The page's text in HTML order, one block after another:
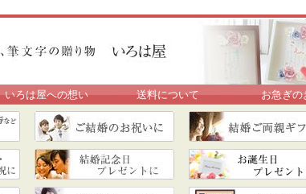
いろは屋への想い 送料について お急ぎの